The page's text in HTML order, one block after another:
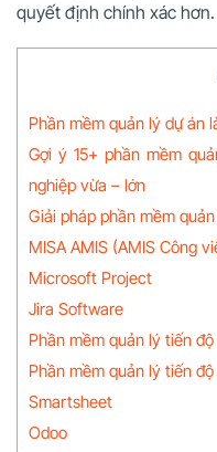
quyết định chính xác hơn.
Phần mềm quản lý dự án
Gợi ý 15+ phần mềm
nghiệp vừa – lớn
Giải pháp phần mềm
MISA AMIS (AMIS Công
Microsoft Project
Jira Software
Phần mềm quản lý tiến
Phần mềm quản lý tiến
Smartsheet
Odoo